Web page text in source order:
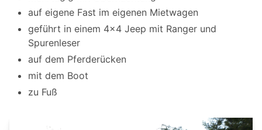
auf eigene Fast im eigenen Mietwagen
geführt in einem 4x4 Jeep mit Ranger und
Spurenleser
auf dem Pferderücken
mit dem Boot
zu Fuß